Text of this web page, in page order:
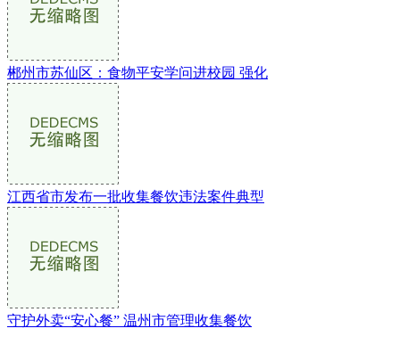
郴州市苏仙区：食物平安学问进校园 强化
江西省市发布一批收集餐饮违法案件典型
守护外卖“安心餐” 温州市管理收集餐饮